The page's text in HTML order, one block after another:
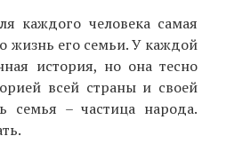
каждого человека самая
жизнь его семьи. У каждой
история, но она тесно
всей страны и своей
семья – частица народа.